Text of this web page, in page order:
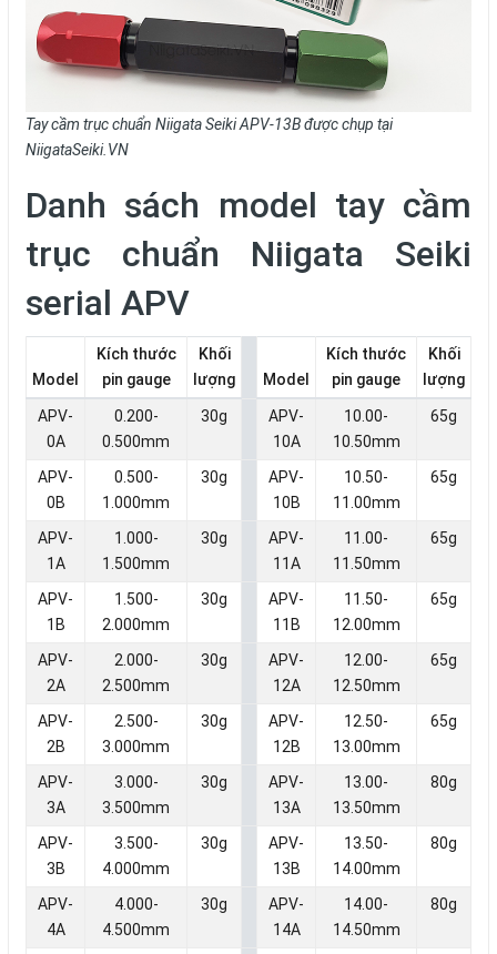
Tay cầm trục chuẩn Niigata Seiki APV-13B được chụp tại
NiigataSeiki.VN
Danh sách model tay cầm
trục chuẩn Niigata Seiki
serial APV
Model
Kích thước
pin gauge
Khối
lượng
Model
Kích thước
pin gauge
Khối
lượng
APV-
0A
0.200-
0.500mm
30g
APV-
10A
10.00-
10.50mm
65g
APV-
0B
0.500-
1.000mm
30g
APV-
10B
10.50-
11.00mm
65g
APV-
1A
1.000-
1.500mm
30g
APV-
11A
11.00-
11.50mm
65g
APV-
1B
1.500-
2.000mm
30g
APV-
11B
11.50-
12.00mm
65g
APV-
2A
2.000-
2.500mm
30g
APV-
12A
12.00-
12.50mm
65g
APV-
2B
2.500-
3.000mm
30g
APV-
12B
12.50-
13.00mm
65g
APV-
3A
3.000-
3.500mm
30g
APV-
13A
13.00-
13.50mm
80g
APV-
3B
3.500-
4.000mm
30g
APV-
13B
13.50-
14.00mm
80g
APV-
4A
4.000-
4.500mm
30g
APV-
14A
14.00-
14.50mm
80g